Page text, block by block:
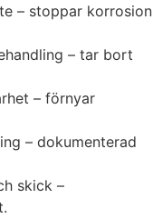
– stoppar korrosion
– tar bort
– förnyar
– dokumenterad
skick –